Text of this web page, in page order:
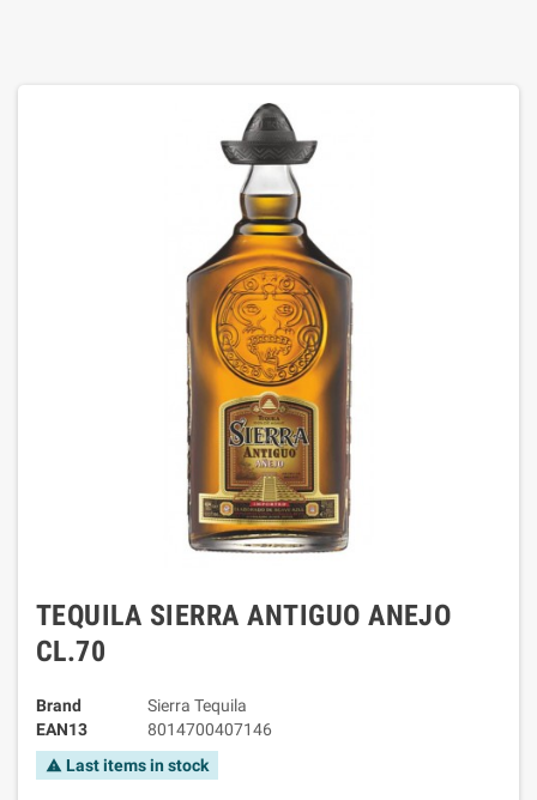
TEQUILA SIERRA ANTIGUO ANEJO
CL.70
Brand
Sierra Tequila
EAN13
8014700407146
warning Last items in stock